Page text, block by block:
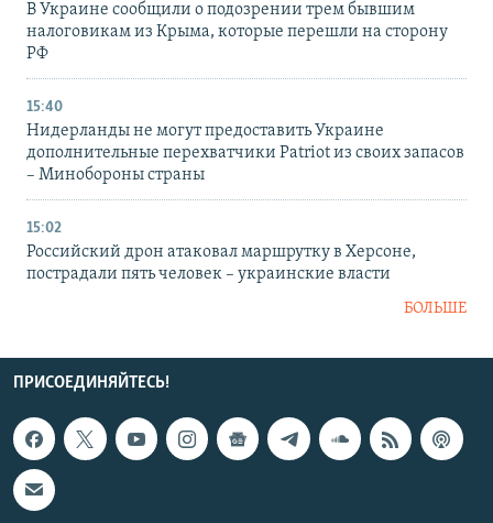
В Украине сообщили о подозрении трем бывшим
налоговикам из Крыма, которые перешли на сторону
РФ
15:40
Нидерланды не могут предоставить Украине
дополнительные перехватчики Patriot из своих запасов
– Минобороны страны
15:02
Российский дрон атаковал маршрутку в Херсоне,
пострадали пять человек – украинские власти
БОЛЬШЕ
ПРИСОЕДИНЯЙТЕСЬ!